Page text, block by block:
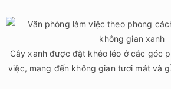
Cây xanh được đặt khéo léo ở các góc
việc, mang đến không gian tươi mát và